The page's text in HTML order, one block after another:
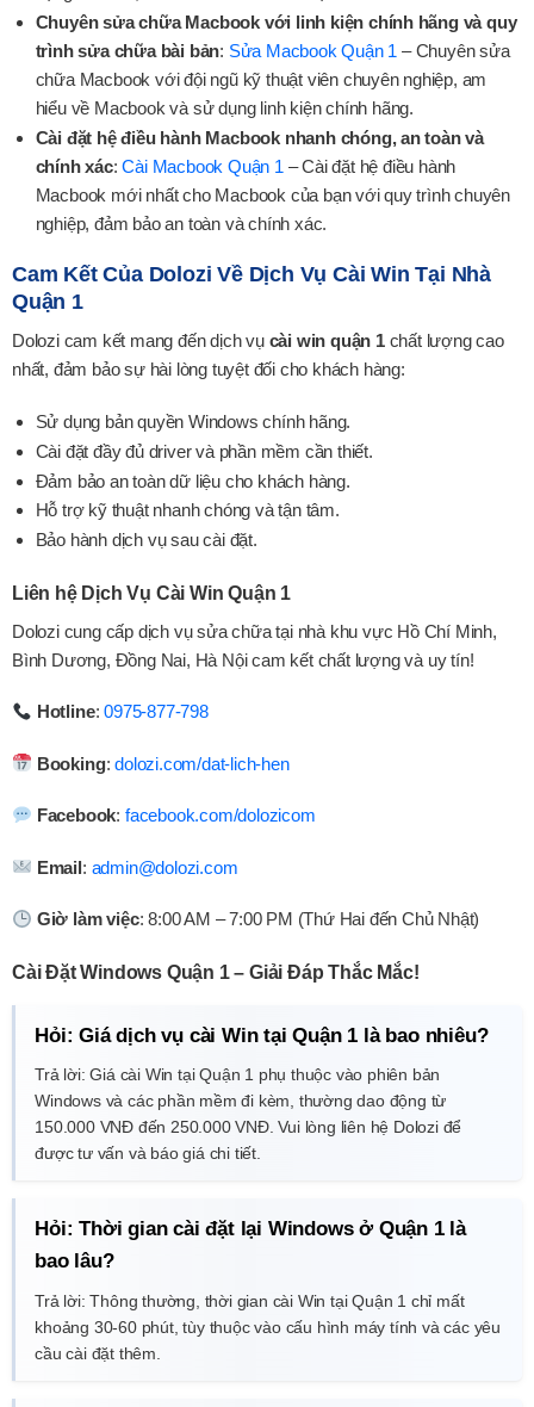
Chuyên sửa chữa Macbook với linh kiện chính hãng và quy
trình sửa chữa bài bản: Sửa Macbook Quận 1 – Chuyên sửa
chữa Macbook với đội ngũ kỹ thuật viên chuyên nghiệp, am
hiểu về Macbook và sử dụng linh kiện chính hãng.
Cài đặt hệ điều hành Macbook nhanh chóng, an toàn và
chính xác:Cài Macbook Quận 1 – Cài đặt hệ điều hành
Macbook mới nhất cho Macbook của bạn với quy trình chuyên
nghiệp, đảm bảo an toàn và chính xác.
Cam Kết Của Dolozi Về Dịch Vụ Cài Win Tại Nhà
Quận 1
Dolozi cam kết mang đến dịch vụ cài win quận 1chất lượng cao
nhất, đảm bảo sự hài lòng tuyệt đối cho khách hàng:
Sử dụng bản quyền Windows chính hãng.
Cài đặt đầy đủ driver và phần mềm cần thiết.
Đảm bảo an toàn dữ liệu cho khách hàng.
Hỗ trợ kỹ thuật nhanh chóng và tận tâm.
Bảo hành dịch vụ sau cài đặt.
Liên hệ Dịch Vụ Cài Win Quận 1
Dolozi cung cấp dịch vụ sửa chữa tại nhà khu vực Hồ Chí Minh,
Bình Dương, Đồng Nai, Hà Nội cam kết chất lượng và uy tín!
Hotline:0975-877-798
Booking:dolozi.com/dat-lich-hen
Facebook: facebook.com/dolozicom
Email: admin@dolozi.com
Giờ làm việc: 8:00 AM – 7:00 PM (Thứ Hai đến Chủ Nhật)
Cài Đặt Windows Quận 1 – Giải Đáp Thắc Mắc!
Hỏi: Giá dịch vụ cài Win tại Quận 1 là bao nhiêu?
Trả lời: Giá cài Win tại Quận 1 phụ thuộc vào phiên bản
Windows và các phần mềm đi kèm, thường dao động từ
150.000 VNĐ đến 250.000 VNĐ. Vui lòng liên hệ Dolozi để
được tư vấn và báo giá chi tiết.
Hỏi: Thời gian cài đặt lại Windows ở Quận 1 là
bao lâu?
Trả lời: Thông thường, thời gian cài Win tại Quận 1 chỉ mất
khoảng 30-60 phút, tùy thuộc vào cấu hình máy tính và các yêu
cầu cài đặt thêm.